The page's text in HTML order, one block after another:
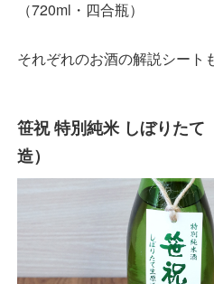
（720ml・四合瓶）
それぞれのお酒の解説シート
笹祝 特別純米 しぼりたて
造）